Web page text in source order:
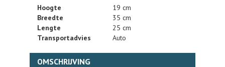
Hoogte
19 cm
Breedte
35 cm
Lengte
25 cm
Transportadvies
Auto
OMSCHRIJVING